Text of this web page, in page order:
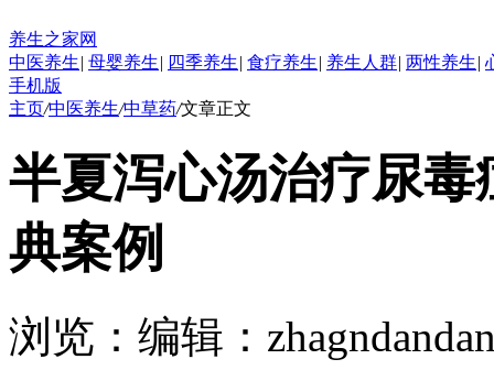
养生之家网
中医养生| 母婴养生| 四季养生| 食疗养生| 养生人群| 两性养生|
手机版
主页/中医养生/中草药/文章正文
半夏泻心汤治疗尿
典案例
浏览： 编辑：